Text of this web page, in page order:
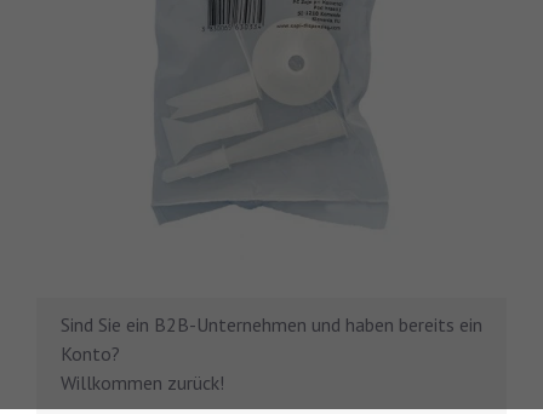
Sind Sie ein B2B-Unternehmen und haben bereits ein
Konto?
Willkommen zurück!